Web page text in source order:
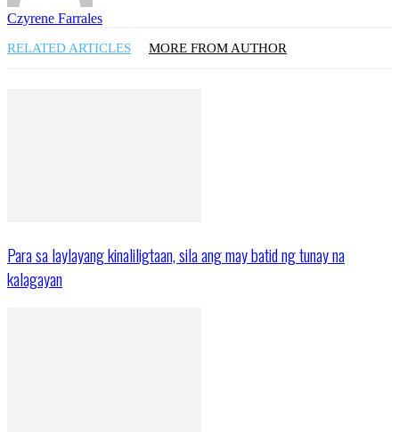
Czyrene Farrales
RELATED ARTICLES MORE FROM AUTHOR
Para sa laylayang kinaliligtaan, sila ang may batid ng tunay na
kalagayan